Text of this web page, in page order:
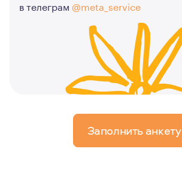
в телеграм @meta_service
Заполнить анкету